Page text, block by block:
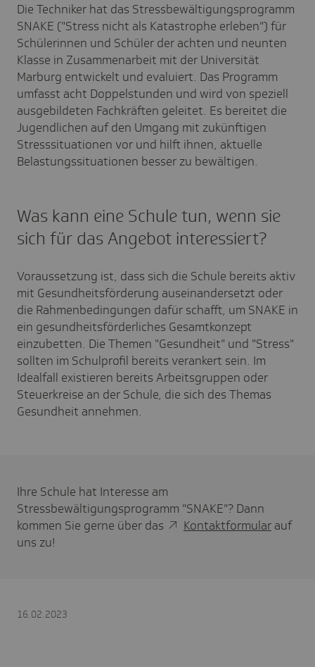
Die Techniker hat das Stressbewältigungsprogramm
SNAKE ("Stress nicht als Katastrophe erleben") für
Schülerinnen und Schüler der achten und neunten
Klasse in Zusammenarbeit mit der Universität
Marburg entwickelt und evaluiert. Das Programm
umfasst acht Doppelstunden und wird von speziell
ausgebildeten Fachkräften geleitet. Es bereitet die
Jugendlichen auf den Umgang mit zukünftigen
Stresssituationen vor und hilft ihnen, aktuelle
Belastungssituationen besser zu bewältigen.
Was kann eine Schule tun, wenn sie
sich für das Angebot interessiert?
Voraussetzung ist, dass sich die Schule bereits aktiv
mit Gesundheitsförderung auseinandersetzt oder
die Rahmenbedingungen dafür schafft, um SNAKE in
ein gesundheitsförderliches Gesamtkonzept
einzubetten. Die Themen "Gesundheit" und "Stress"
sollten im Schulprofil bereits verankert sein. Im
Idealfall existieren bereits Arbeitsgruppen oder
Steuerkreise an der Schule, die sich des Themas
Gesundheit annehmen.
Ihre Schule hat Interesse am
Stressbewältigungsprogramm "SNAKE"? Dann
kommen Sie gerne über das
Kontaktformularauf
uns zu!
16.02.2023